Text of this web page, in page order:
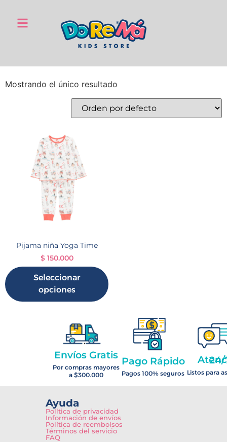
Mostrando el único resultado
Pijama niña Yoga Time
$150.000
Seleccionar
opciones
Envíos Gratis
Por compras mayores
a $300.000
Pago Rápido
Pagos 100% seguros
Atención
Listos para
Ayuda
Política de privacidad
Información de envíos
Política de reembolsos
Términos del servicio
FAQ